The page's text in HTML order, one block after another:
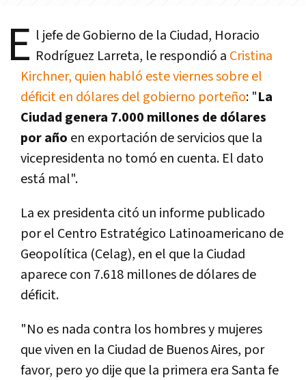
E l jefe de Gobierno de la Ciudad, Horacio
Rodríguez Larreta, le respondió a Cristina
Kirchner, quien habló este viernes sobre el
déficit en dólares del gobierno porteño: "La
Ciudad genera 7.000 millones de dólares
por año en exportación de servicios que la
vicepresidenta no tomó en cuenta. El dato
está mal".
La ex presidenta citó un informe publicado
por el Centro Estratégico Latinoamericano de
Geopolítica (Celag), en el que la Ciudad
aparece con 7.618 millones de dólares de
déficit.
"No es nada contra los hombres y mujeres
que viven en la Ciudad de Buenos Aires, por
favor, pero yo dije que la primera era Santa fe